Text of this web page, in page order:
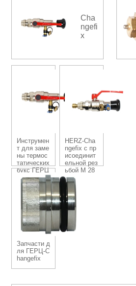
Cha
ngefi
x
Инструмен
т для заме
ны термос
татических
букс ГЕРЦ
-Changefix
HERZ-Cha
ngefix с пр
исоединит
ельной рез
ьбой М 28
х 1,5
Запчасти д
ля ГЕРЦ-C
hangefix